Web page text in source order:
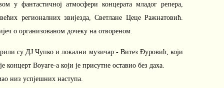
у фантастичној атмосфери концерата младог репера,
регионалних звијезда, Светлане Цеце Ражнатовић.
о организованом дочеку на отвореном.
су ДЈ Чупко и локални музичар - Витез Ðуровић, који
концерт Воyаге-а који је присутне оставио без даха.
низ успјешних наступа.